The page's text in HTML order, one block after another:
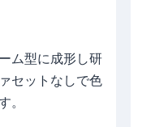
ム型に成形し研
セットなしで色
。